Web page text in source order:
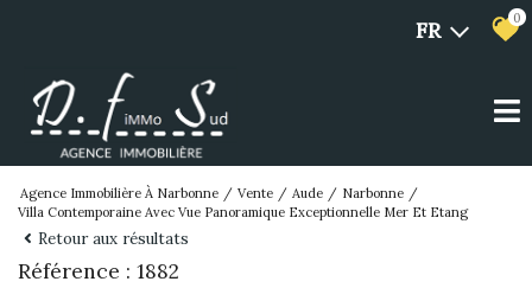
FR 0
Agence Immobilière À Narbonne Vente Aude
Narbonne
Villa Contemporaine Avec Vue Panoramique Exceptionnelle Mer Et Etang
Retour aux résultats
Référence : 1882